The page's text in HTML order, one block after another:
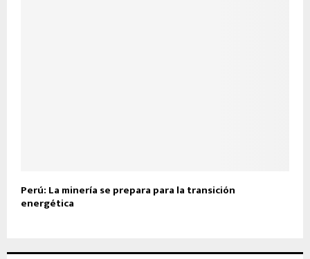
Perú: La minería se prepara para la transición
energética